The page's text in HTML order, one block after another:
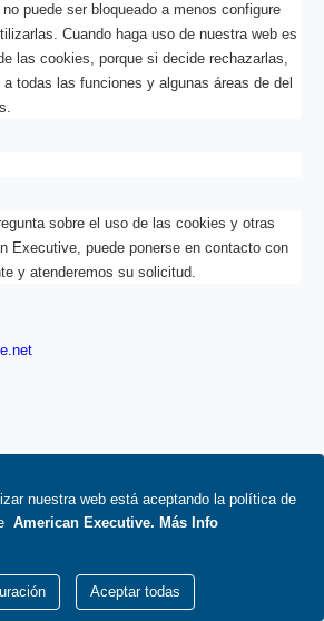
puede ser bloqueado a menos configure
Cuando haga uso de nuestra web es
las cookies, porque si decide rechazarlas,
todas las funciones y algunas áreas de del
sobre el uso de las cookies y otras
Executive, puede ponerse en contacto con
y atenderemos su solicitud.
nuestra web está aceptando la política de
American Executive. Más Info
Aceptar todas